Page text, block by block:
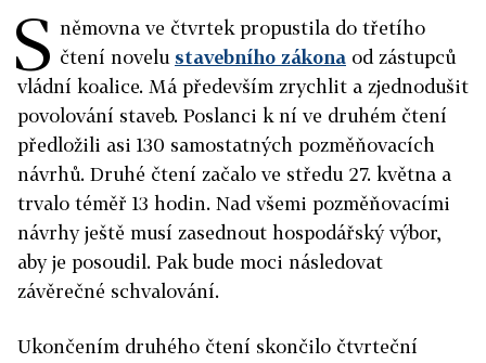
S němovna ve čtvrtek propustila do třetího
čtení novelu stavebního zákona od zástupců
vládní koalice. Má především zrychlit a zjednodušit
povolování staveb. Poslanci k ní ve druhém čtení
předložili asi 130 samostatných pozměňovacích
návrhů. Druhé čtení začalo ve středu 27. května a
trvalo téměř 13 hodin. Nad všemi pozměňovacími
návrhy ještě musí zasednout hospodářský výbor,
aby je posoudil. Pak bude moci následovat
závěrečné schvalování.
Ukončením druhého čtení skončilo čtvrteční